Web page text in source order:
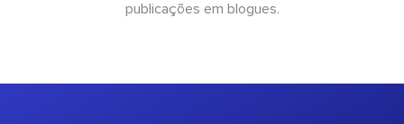
publicações em blogues.